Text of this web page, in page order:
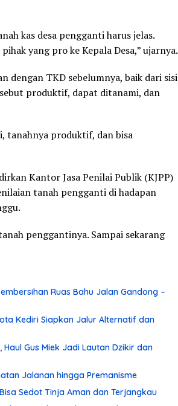
kas desa pengganti harus jelas.
yang pro ke Kepala Desa,” ujarnya.
dengan TKD sebelumnya, baik dari sisi
produktif, dapat ditanami, dan
tanahnya produktif, dan bisa
Kantor Jasa Penilai Publik (KJPP)
tanah pengganti di hadapan
penggantinya. Sampai sekarang
Ruas Bahu Jalan Gandong –
Kediri Siapkan Jalur Alternatif dan
Gus Miek Jadi Lautan Dzikir dan
Jalanan hingga Premanisme
Sedot Tinja Aman dan Terjangkau